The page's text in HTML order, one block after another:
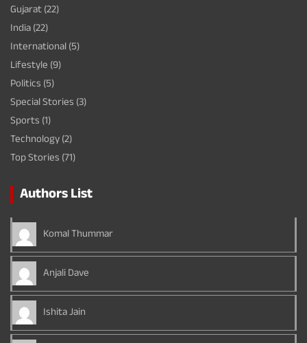
Gujarat(22)
India(22)
International(5)
Lifestyle (9)
Politics (5)
Special Stories (3)
Sports (1)
Technology(2)
Top Stories (71)
Authors List
Komal Thummar
Anjali Dave
Ishita Jain